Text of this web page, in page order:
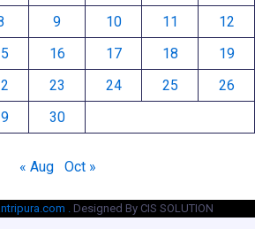
9 10 11
12
16 17 18
19
23 24 25
26
30
« Aug Oct »
. Designed By CIS SOLUTION